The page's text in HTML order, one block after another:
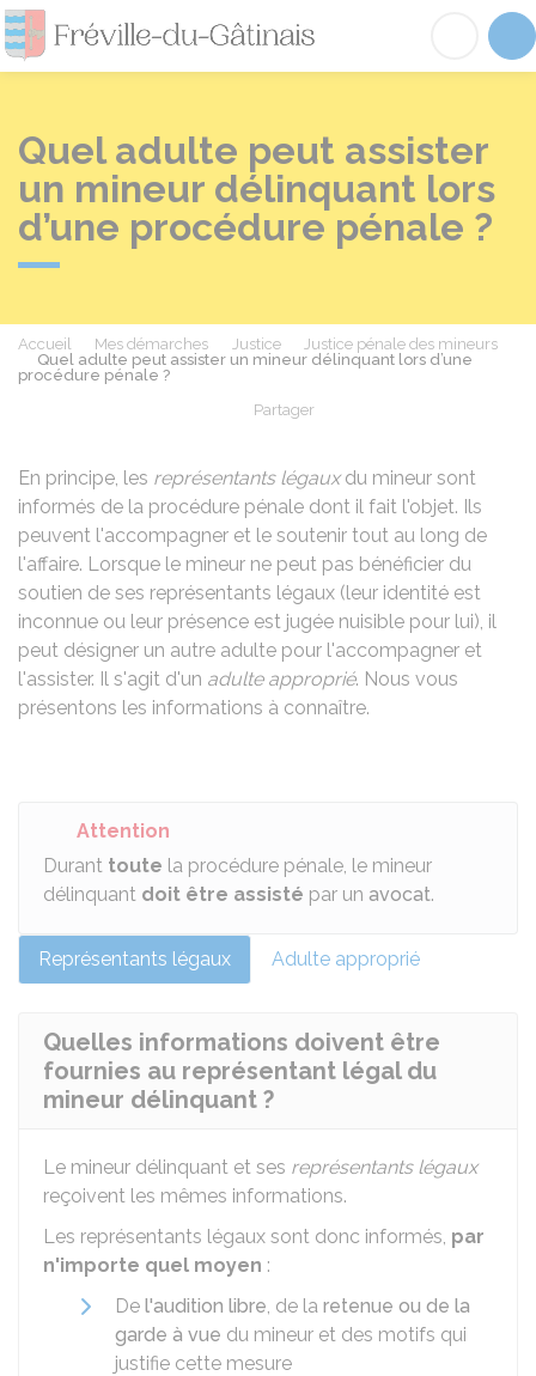
Fréville-du-
Quel adulte peut assister
un mineur délinquant lors
d’une procédure pénale ?
Accueil Mes démarches Justice
Justice pénale des mineurs
Quel adulte peut assister un mineur délinquant lors d’une
procédure pénale ?
Partager
En principe, les représentants légauxdu mineur sont
informés de la procédure pénale dont il fait l'objet. Ils
peuvent l'accompagner et le soutenir tout au long de
l'affaire. Lorsque le mineur ne peut pas bénéficier du
soutien de ses représentants légaux (leur identité est
inconnue ou leur présence est jugée nuisible pour lui), il
peut désigner un autre adulte pour l'accompagner et
l'assister. Il s'agit d'un adulte approprié. Nous vous
présentons les informations à connaître.
Attention
Durant toute la procédure pénale, le mineur
délinquant doit être assisté par un avocat.
Représentants légaux Adulte approprié
Quelles informations doivent être
fournies au représentant légal du
mineur délinquant ?
Le mineur délinquant et ses représentants légaux
reçoivent les mêmes informations.
Les représentants légaux sont donc informés, par
n'importe quel moyen :
De l'audition libre, de la retenue ou de la
garde à vue du mineur et des motifs qui
justifie cette mesure